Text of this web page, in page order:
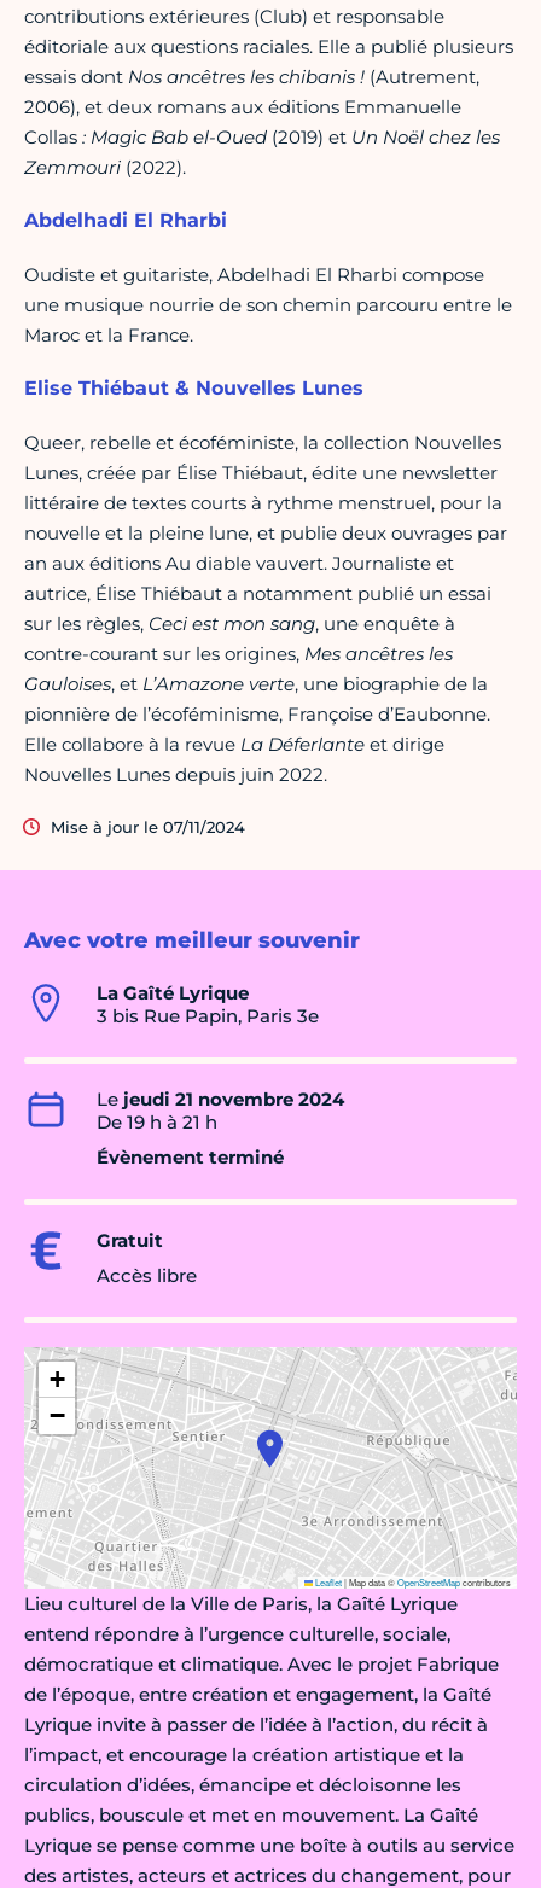
Avec votre meilleur souvenir
La Gaîté Lyrique
3 bis Rue Papin, Paris 3e
Le jeudi 21 novembre 2024
De 19 h à 21 h
Évènement terminé
Gratuit
Accès libre
+
−
Leaflet|Map data ©OpenStreetMapcontributors
Lieu culturel de la Ville de Paris, la Gaîté Lyrique
entend répondre à l’urgence culturelle, sociale,
démocratique et climatique. Avec le projet Fabrique
de l’époque, entre création et engagement, la Gaîté
Lyrique invite à passer de l’idée à l’action, du récit à
l’impact, et encourage la création artistique et la
circulation d’idées, émancipe et décloisonne les
publics, bouscule et met en mouvement. La Gaîté
Lyrique se pense comme une boîte à outils au service
des artistes, acteurs et actrices du changement, pour
contributions extérieures (Club) et responsable
éditoriale aux questions raciales. Elle a publié plusieurs
essais dont Nos ancêtres les chibanis ! (Autrement,
2006), et deux romans aux éditions Emmanuelle
Collas : Magic Bab el-Oued (2019) et Un Noël chez les
Zemmouri (2022).
Abdelhadi El Rharbi
Oudiste et guitariste, Abdelhadi El Rharbi compose
une musique nourrie de son chemin parcouru entre le
Maroc et la France.
Elise Thiébaut & Nouvelles Lunes
Queer, rebelle et écoféministe, la collection Nouvelles
Lunes, créée par Élise Thiébaut, édite une newsletter
littéraire de textes courts à rythme menstruel, pour la
nouvelle et la pleine lune, et publie deux ouvrages par
an aux éditions Au diable vauvert. Journaliste et
autrice, Élise Thiébaut a notamment publié un essai
sur les règles, Ceci est mon sang, une enquête à
contre-courant sur les origines, Mes ancêtres les
Gauloises, et L’Amazone verte, une biographie de la
pionnière de l’écoféminisme, Françoise d’Eaubonne.
Elle collabore à la revue La Déferlante et dirige
Nouvelles Lunes depuis juin 2022.
Mise à jour le 07/11/2024